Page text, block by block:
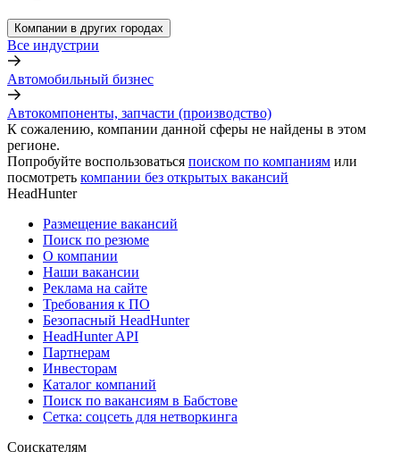
Компании в других городах
Все индустрии
Автомобильный бизнес
Автокомпоненты, запчасти (производство)
К сожалению, компании данной сферы не найдены в этом
регионе.
Попробуйте воспользоваться поиском по компаниям или
посмотреть компании без открытых вакансий
HeadHunter
Размещение вакансий
Поиск по резюме
О компании
Наши вакансии
Реклама на сайте
Требования к ПО
Безопасный HeadHunter
HeadHunter API
Партнерам
Инвесторам
Каталог компаний
Поиск по вакансиям в Бабстове
Сетка: соцсеть для нетворкинга
Соискателям